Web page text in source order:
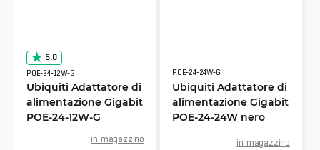
5.0
POE-24-12W-G
Ubiquiti Adattatore di
alimentazione Gigabit
POE-24-12W-G
in magazzino
POE-24-24W-G
Ubiquiti Adattatore di
alimentazione Gigabit
POE-24-24W nero
in magazzino